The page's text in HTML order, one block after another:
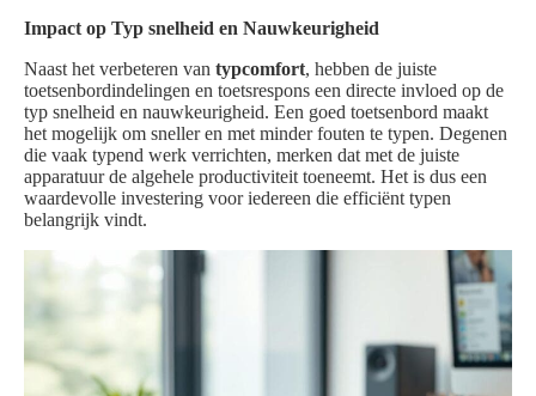
Impact op Typ snelheid en Nauwkeurigheid
Naast het verbeteren van typcomfort, hebben de juiste
toetsenbordindelingen en toetsrespons een directe invloed op de
typ snelheid en nauwkeurigheid. Een goed toetsenbord maakt
het mogelijk om sneller en met minder fouten te typen. Degenen
die vaak typend werk verrichten, merken dat met de juiste
apparatuur de algehele productiviteit toeneemt. Het is dus een
waardevolle investering voor iedereen die efficiënt typen
belangrijk vindt.